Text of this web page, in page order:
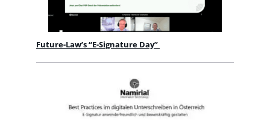
Future-Law’s “E-Signature Day”